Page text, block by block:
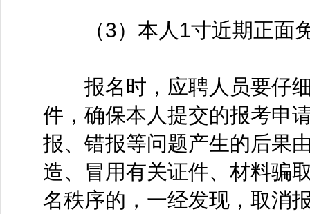
（3）本人1寸近期正面
报名时，应聘人员要仔细
件，确保本人提交的报考申
报、错报等问题产生的后果
造、冒用有关证件、材料骗
名秩序的，一经发现，取消